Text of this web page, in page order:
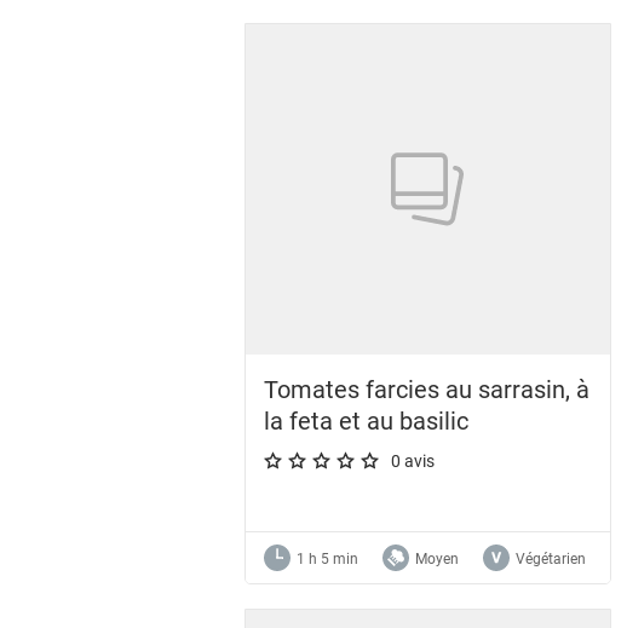
Tomates farcies au sarrasin, à
la feta et au basilic
A star rating of 0 out of 5.
0 avis
1 h 5 min Moyen Végétarien